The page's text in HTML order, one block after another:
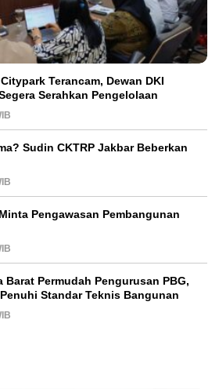
Terancam, Dewan DKI
Serahkan Pengelolaan
Sudin CKTRP Jakbar Beberkan
Pengawasan Pembangunan
Barat Permudah Pengurusan PBG,
Standar Teknis Bangunan